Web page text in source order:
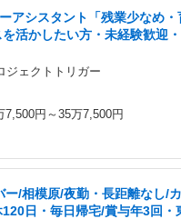
アシスタント「残業少なめ
活かしたい方・未経験歓迎
ジェクトトリガー
7,500円～35万7,500円
ー/相模原/夜勤・長距離なし/
日・毎日帰宅/賞与年3回・